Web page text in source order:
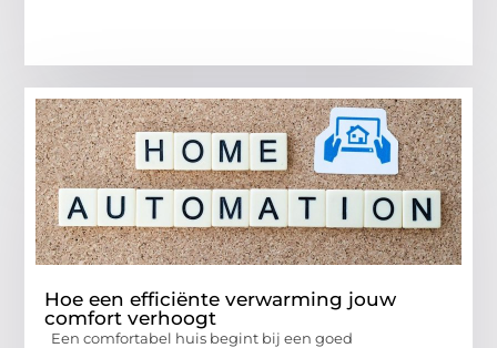
Hoe een efficiënte verwarming jouw
comfort verhoogt
Een comfortabel huis begint bij een goed